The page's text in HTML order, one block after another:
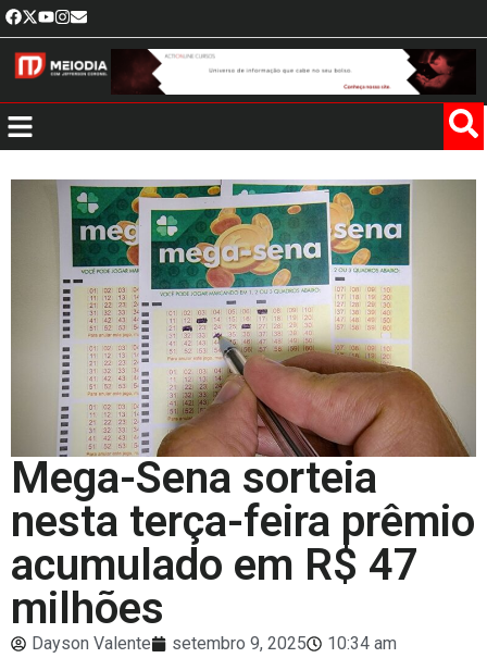
Mega-Sena sorteia
nesta terça-feira prêmio
acumulado em R$ 47
milhões
Dayson Valente setembro 9, 2025
10:34 am